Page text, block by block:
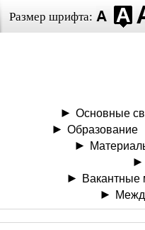
Размер шрифта:
Основные
Образование
Вакантные